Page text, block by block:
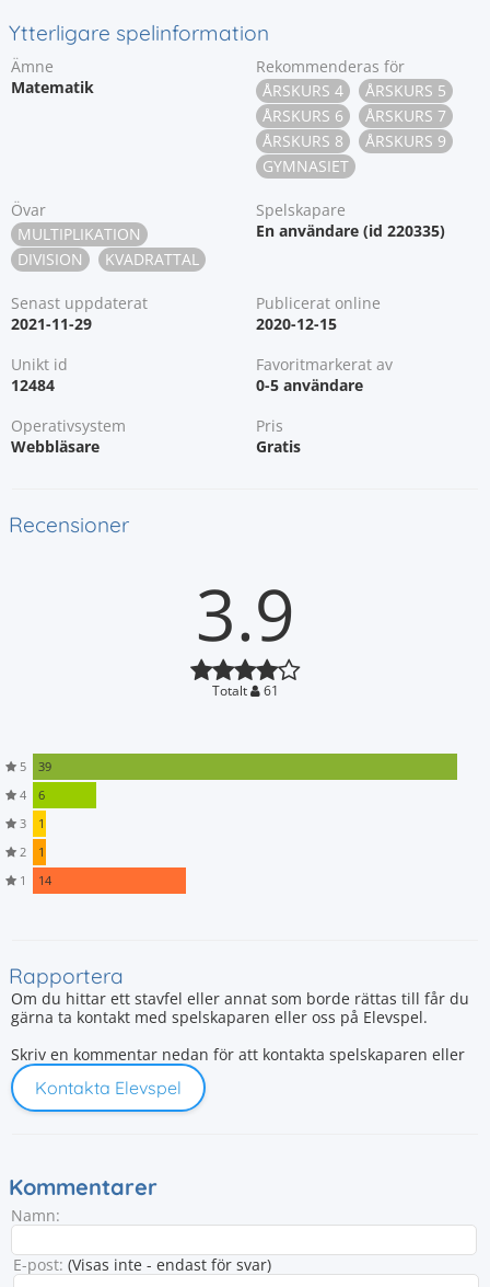
Ytterligare spelinformation
Ämne
Matematik
Rekommenderas för
ÅRSKURS 4
ÅRSKURS 5
ÅRSKURS 6
ÅRSKURS 7
ÅRSKURS 8
ÅRSKURS 9
GYMNASIET
Övar
MULTIPLIKATION
DIVISION
KVADRATTAL
Spelskapare
En användare (id 220335)
Senast uppdaterat
2021-11-29
Publicerat online
2020-12-15
Unikt id
12484
Favoritmarkerat av
0-5 användare
Operativsystem
Webbläsare
Pris
Gratis
Recensioner
3.9
Totalt 61
5
39
4
6
3
1
2
1
1
14
Rapportera
Om du hittar ett stavfel eller annat som borde rättas till får du
gärna ta kontakt med spelskaparen eller oss på Elevspel.
Skriv en kommentar nedan för att kontakta spelskaparen eller
Kontakta Elevspel
Kommentarer
Namn:
E-post: (Visas inte - endast för svar)